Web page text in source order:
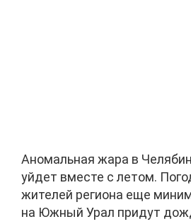
Аномальная жара в
уйдет вместе с летом.
жителей региона еще
на Южный Урал придут